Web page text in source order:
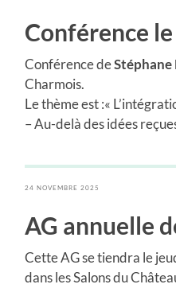
Conférence
Conférence deStéphane
Charmois.
Le thème est :«
– Au-delà des idées
24 NOVEMBRE 2025
AG annuelle
Cette AG se tiendra le
dans les Salons du